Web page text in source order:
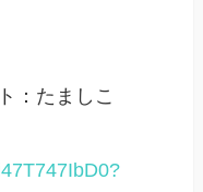
：たましこ